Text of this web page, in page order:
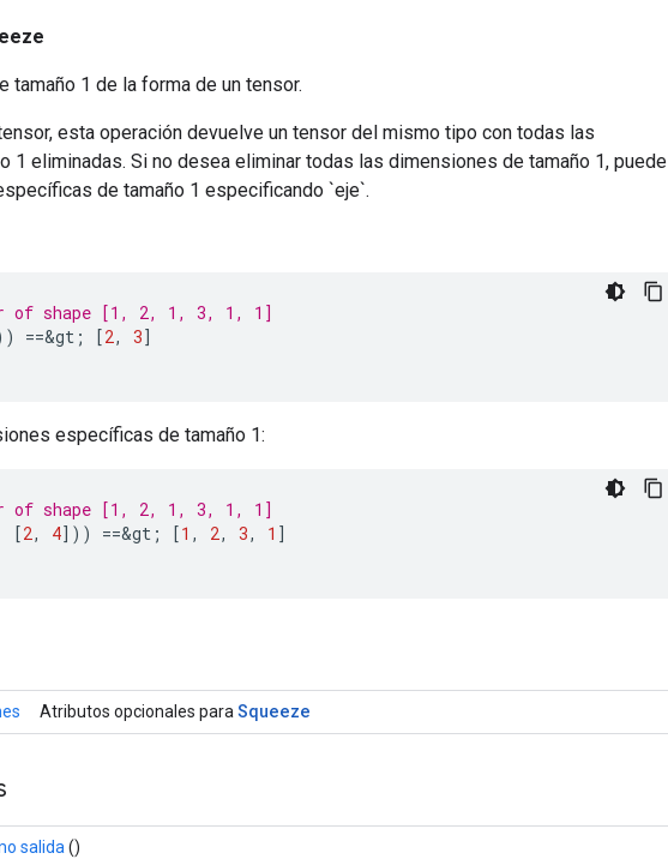
tamaño 1 de la forma de un tensor.
esta operación devuelve un tensor del mismo tipo con todas las
1 eliminadas. Si no desea eliminar todas las dimensiones de tamaño 1, puede
de tamaño 1 especificando `eje`.
shape [1, 2, 1, 3, 1, 1]
==&gt ; [2, 3]
específicas de tamaño 1:
shape [1, 2, 1, 3, 1, 1]
[2, 4])) ==&gt ; [1 , 2, 3, 1 ]
Atributos opcionales para Squeeze
salida ()